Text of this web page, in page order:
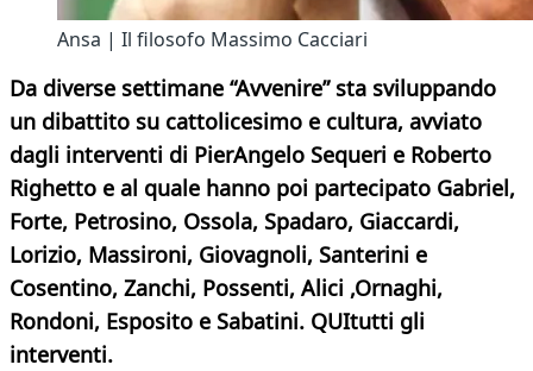
Ansa | Il filosofo Massimo Cacciari
Da diverse settimane “Avvenire” sta sviluppando
un dibattito su cattolicesimo e cultura, avviato
dagli interventi di PierAngelo Sequeri e Roberto
Righetto e al quale hanno poi partecipato Gabriel,
Forte, Petrosino, Ossola, Spadaro, Giaccardi,
Lorizio, Massironi, Giovagnoli, Santerini e
Cosentino, Zanchi, Possenti, Alici ,Ornaghi,
Rondoni, Esposito e Sabatini. QUItutti gli
interventi.